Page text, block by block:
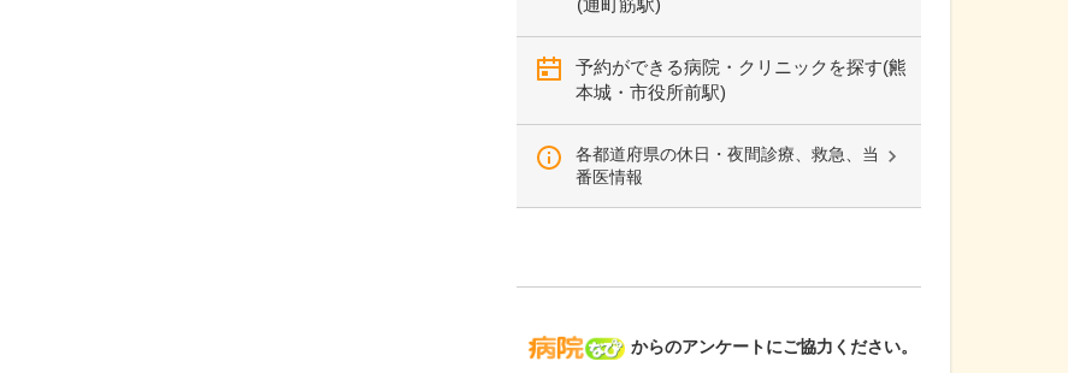
(通町筋駅)
予約ができる病院・クリニックを探す(熊
本城・市役所前駅)
各都道府県の休日・夜間診療、救急、当
番医情報
病院なび
からのアンケートにご協力ください。